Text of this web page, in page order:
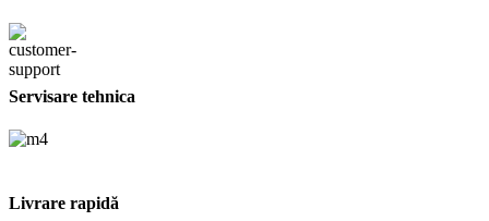
Servisare tehnica
Livrare rapidă